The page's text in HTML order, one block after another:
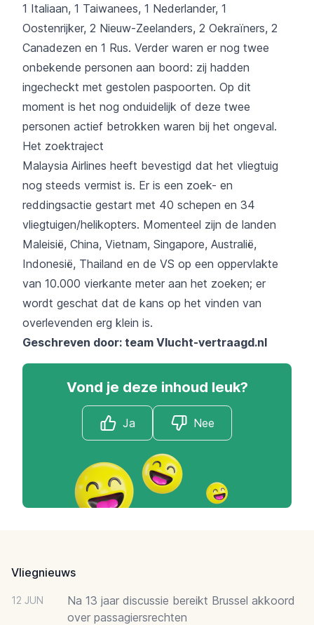
1 Italiaan, 1 Taiwanees, 1 Nederlander, 1
Oostenrijker, 2 Nieuw-Zeelanders, 2 Oekraïners, 2
Canadezen en 1 Rus. Verder waren er nog twee
onbekende personen aan boord: zij hadden
ingecheckt met gestolen paspoorten. Op dit
moment is het nog onduidelijk of deze twee
personen actief betrokken waren bij het ongeval.
Het zoektraject
Malaysia Airlines heeft bevestigd dat het vliegtuig
nog steeds vermist is. Er is een zoek- en
reddingsactie gestart met 40 schepen en 34
vliegtuigen/helikopters. Momenteel zijn de landen
Maleisië, China, Vietnam, Singapore, Australië,
Indonesië, Thailand en de VS op een oppervlakte
van 10.000 vierkante meter aan het zoeken; er
wordt geschat dat de kans op het vinden van
overlevenden erg klein is.
Geschreven door: team Vlucht-vertraagd.nl
Vond je deze inhoud leuk?
Ja Nee
Vliegnieuws
12 JUN
Na 13 jaar discussie bereikt Brussel akkoord
over passagiersrechten